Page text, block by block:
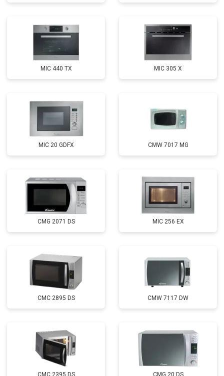
MIC 440 TX MIC 305 X
MIC 20 GDFX CMW 7017 MG
CMG 2071 DS MIC 256 EX
CMC 2895 DS CMW 7117 DW
CMC 2395 DS CMG 20 DS